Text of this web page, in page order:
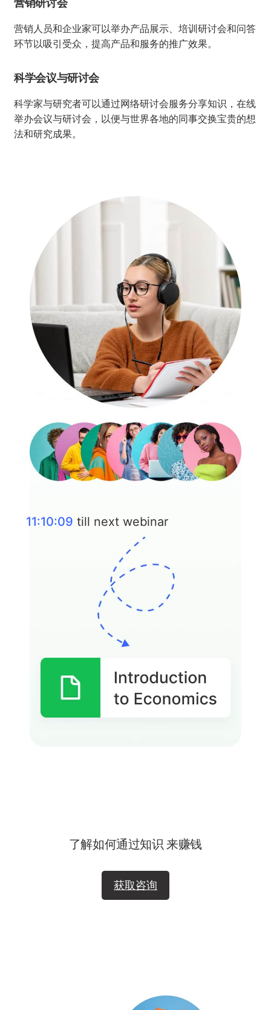
营销研讨会
营销人员和企业家可以举办产品展示、培训研讨会和问答
环节以吸引受众，提高产品和服务的推广效果。
科学会议与研讨会
科学家与研究者可以通过网络研讨会服务分享知识，在线
举办会议与研讨会，以便与世界各地的同事交换宝贵的想
法和研究成果。
11:10:07 till next webinar
了解如何通过知识 来赚钱
获取咨询